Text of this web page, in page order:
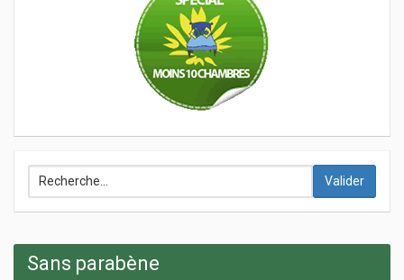
Valider
Sans parabène